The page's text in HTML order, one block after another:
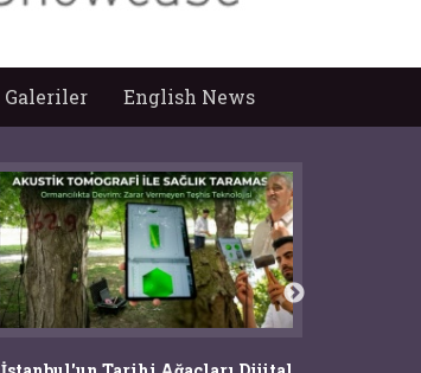
Galeriler English News